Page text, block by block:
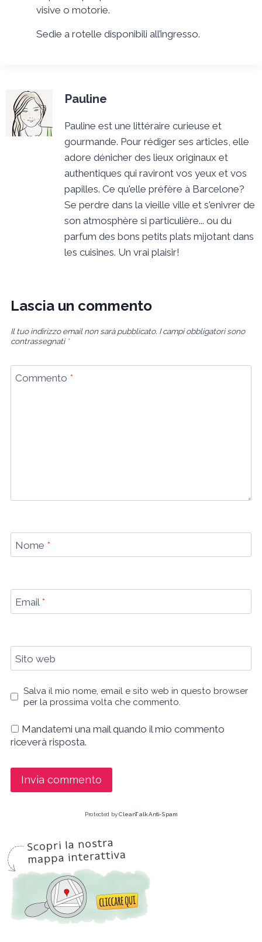
visive o motorie.
Sedie a rotelle disponibili all’ingresso.
Pauline
Pauline est une littéraire curieuse et
gourmande. Pour rédiger ses articles, elle
adore dénicher des lieux originaux et
authentiques qui raviront vos yeux et vos
papilles. Ce qu'elle préfère à Barcelone?
Se perdre dans la vieille ville et s'enivrer de
son atmosphère si particulière... ou du
parfum des bons petits plats mijotant dans
les cuisines. Un vrai plaisir!
Lascia un commento
Il tuo indirizzo email non sarà pubblicato. I campi obbligatori sono
contrassegnati *
Commento *
Nome *
Email *
Sito web
Salva il mio nome, email e sito web in questo browser
per la prossima volta che commento.
Mandatemi una mail quando il mio commento
riceverà risposta.
Protected byCleanTalk Anti-Spam